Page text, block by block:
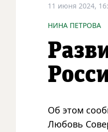
11 июня 2024,
НИНА ПЕТРОВА
Об этом
Любовь